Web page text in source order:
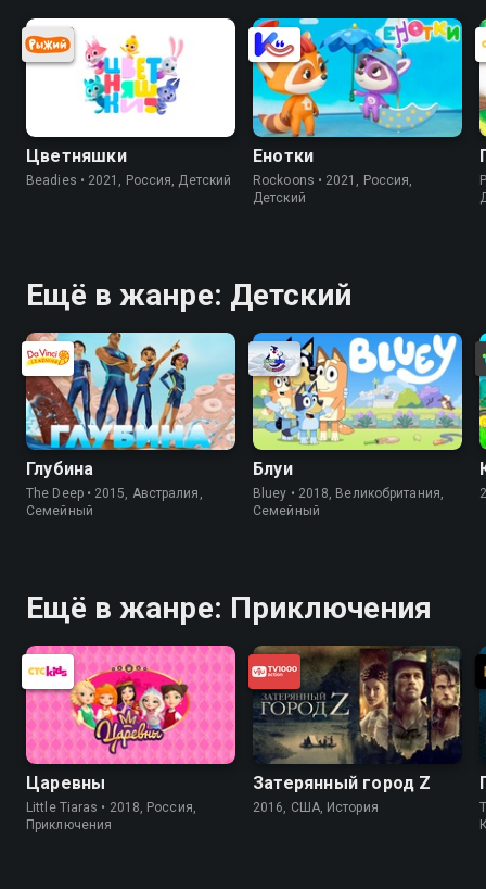
Цветняшки
Beadies • 2021, Россия, Детский
Енотки
Rockoons • 2021, Россия,
Детский
Ещё в жанре: Детский
Глубина
The Deep • 2015, Австралия,
Cемейный
Блуи
Bluey • 2018, Великобритания,
Cемейный
Ещё в жанре: Приключения
Царевны
Little Tiaras • 2018, Россия,
Приключения
Затерянный город Z
2016, США, История